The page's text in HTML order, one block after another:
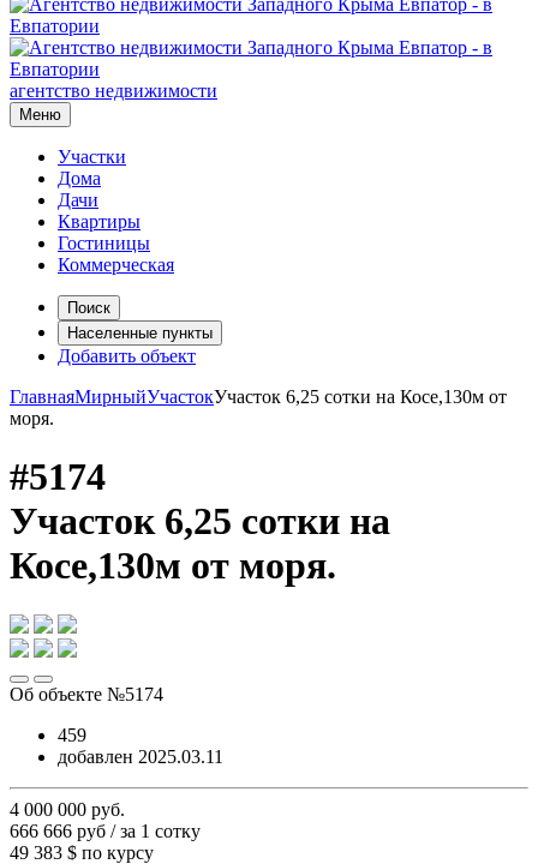
агентство недвижимости
Меню
Участки
Дома
Дачи
Квартиры
Гостиницы
Коммерческая
Поиск
Населенные пункты
Добавить объект
ГлавнаяМирныйУчастокУчасток 6,25 сотки на Косе,130м от
моря.
#5174
Участок 6,25 сотки на
Косе,130м от моря.
Об объекте №5174
459
добавлен 2025.03.11
4 000 000 руб.
666 666 руб / за 1 сотку
49 383 $ по курсу